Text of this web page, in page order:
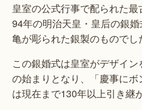
皇室の公式行事で配られた
94年の明治天皇・皇后の銀
亀が彫られた銀製のものでし
この銀婚式は皇室がデザイ
の始まりとなり、「慶事に
は現在まで130年以上引き継